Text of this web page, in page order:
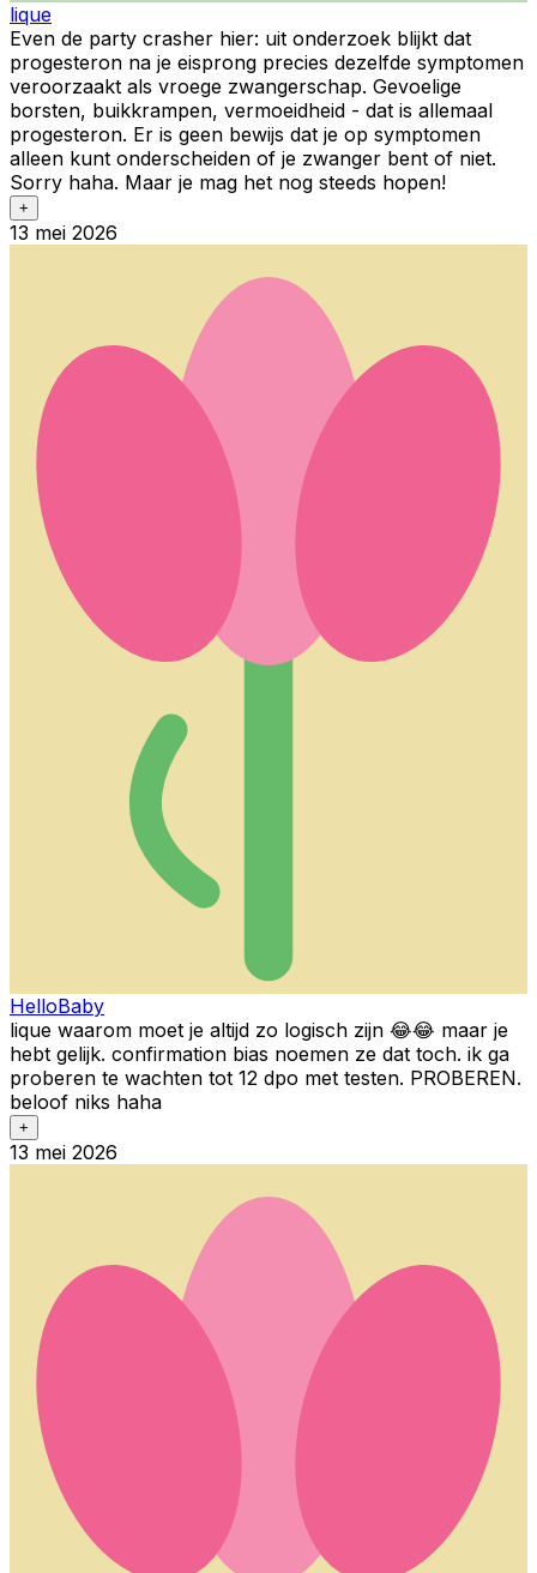
lique
Even de party crasher hier: uit onderzoek blijkt dat
progesteron na je eisprong precies dezelfde symptomen
veroorzaakt als vroege zwangerschap. Gevoelige
borsten, buikkrampen, vermoeidheid - dat is allemaal
progesteron. Er is geen bewijs dat je op symptomen
alleen kunt onderscheiden of je zwanger bent of niet.
Sorry haha. Maar je mag het nog steeds hopen!
+
13 mei 2026
HelloBaby
lique waarom moet je altijd zo logisch zijn 😂😂 maar je
hebt gelijk. confirmation bias noemen ze dat toch. ik ga
proberen te wachten tot 12 dpo met testen. PROBEREN.
beloof niks haha
+
13 mei 2026